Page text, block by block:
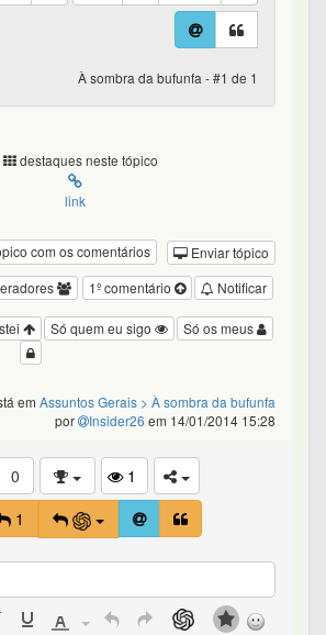
À sombra da bufunfa - #1 de 1
destaques neste tópico
link
com os comentários
Enviar tópico
Notificar
1º comentário
Só os meus
Só quem eu sigo
em Assuntos Gerais > À sombra da bufunfa
por
Insider26 em 14/01/2014 15:28
0
1
1